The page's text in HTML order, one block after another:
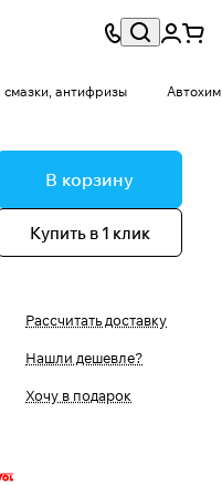
смазки, антифризы
В корзину
Купить в 1 клик
Рассчитать доставку
Нашли дешевле?
Хочу в подарок